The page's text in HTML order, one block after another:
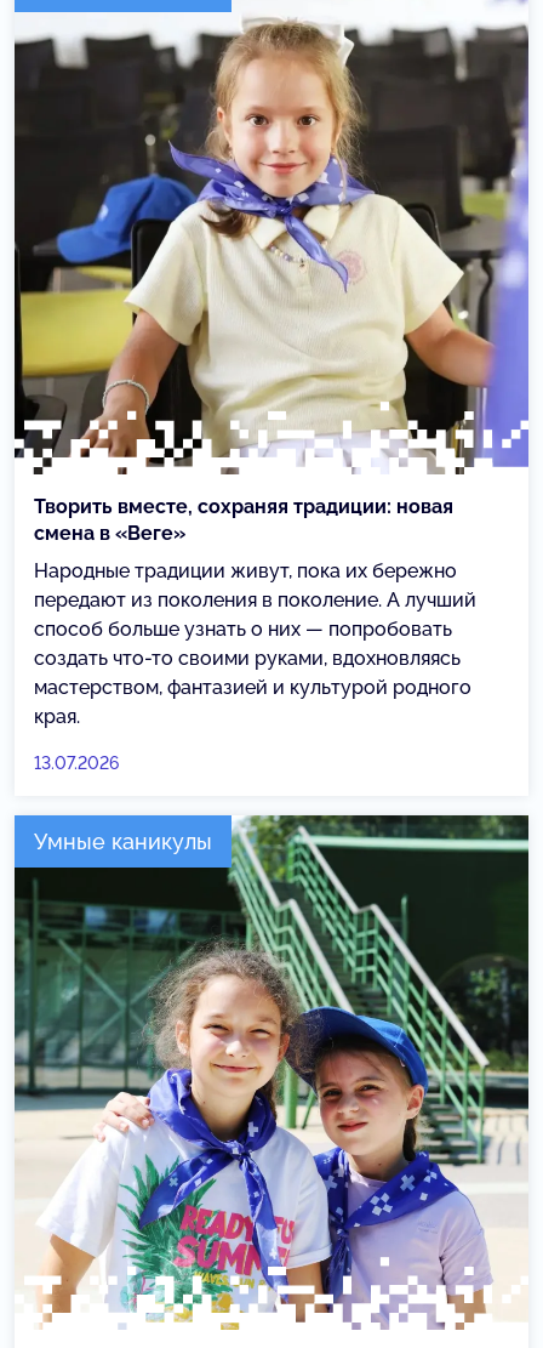
Творить вместе, сохраняя традиции: новая
смена в «Веге»
Народные традиции живут, пока их бережно
передают из поколения в поколение. А лучший
способ больше узнать о них — попробовать
создать что-то своими руками, вдохновляясь
мастерством, фантазией и культурой родного
края.
13.07.2026
Умные каникулы